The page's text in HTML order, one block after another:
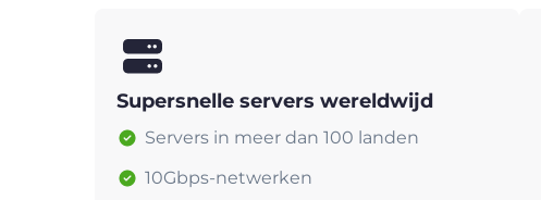
Supersnelle servers wereldwijd
Servers in meer dan 100 landen
10Gbps-netwerken